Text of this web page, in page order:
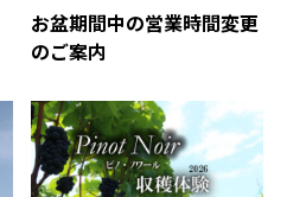
お盆期間中の営業時間変更
のご案内